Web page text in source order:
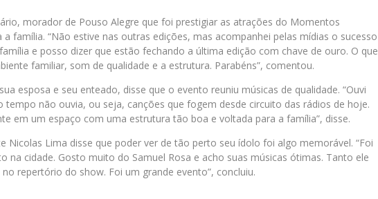
morador de Pouso Alegre que foi prestigiar as atrações do Momentos
família. “Não estive nas outras edições, mas acompanhei pelas mídias o sucesso
e posso dizer que estão fechando a última edição com chave de ouro. O que
familiar, som de qualidade e a estrutura. Parabéns”, comentou.
esposa e seu enteado, disse que o evento reuniu músicas de qualidade. “Ouvi
tempo não ouvia, ou seja, canções que fogem desde circuito das rádios de hoje.
em um espaço com uma estrutura tão boa e voltada para a família”, disse.
Nicolas Lima disse que poder ver de tão perto seu ídolo foi algo memorável. “Foi
na cidade. Gosto muito do Samuel Rosa e acho suas músicas ótimas. Tanto ele
repertório do show. Foi um grande evento”, concluiu.